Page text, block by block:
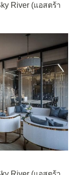
River (แอสตร้า